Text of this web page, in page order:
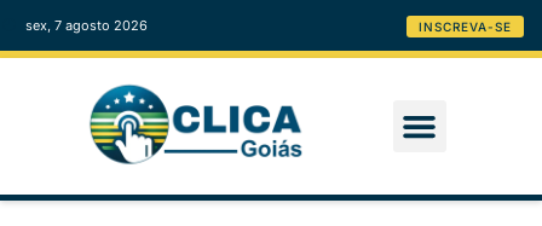
sex, 7 agosto 2026 INSCREVA-SE